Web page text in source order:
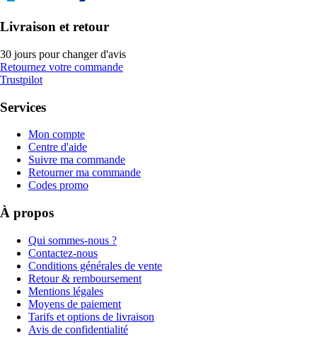
Livraison et retour
30 jours pour changer d'avis
Retournez votre commande
Trustpilot
Services
Mon compte
Centre d'aide
Suivre ma commande
Retourner ma commande
Codes promo
À propos
Qui sommes-nous ?
Contactez-nous
Conditions générales de vente
Retour & remboursement
Mentions légales
Moyens de paiement
Tarifs et options de livraison
Avis de confidentialité